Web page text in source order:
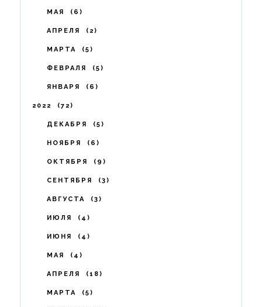
МАЯ 6
АПРЕЛЯ 2
МАРТА 5
ФЕВРАЛЯ 5
ЯНВАРЯ 6
2022 72
ДЕКАБРЯ 5
НОЯБРЯ 6
ОКТЯБРЯ 9
СЕНТЯБРЯ 3
АВГУСТА 3
ИЮЛЯ 4
ИЮНЯ 4
МАЯ 4
АПРЕЛЯ 18
МАРТА 5